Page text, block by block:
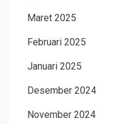
Maret 2025
Februari 2025
Januari 2025
Desember 2024
November 2024